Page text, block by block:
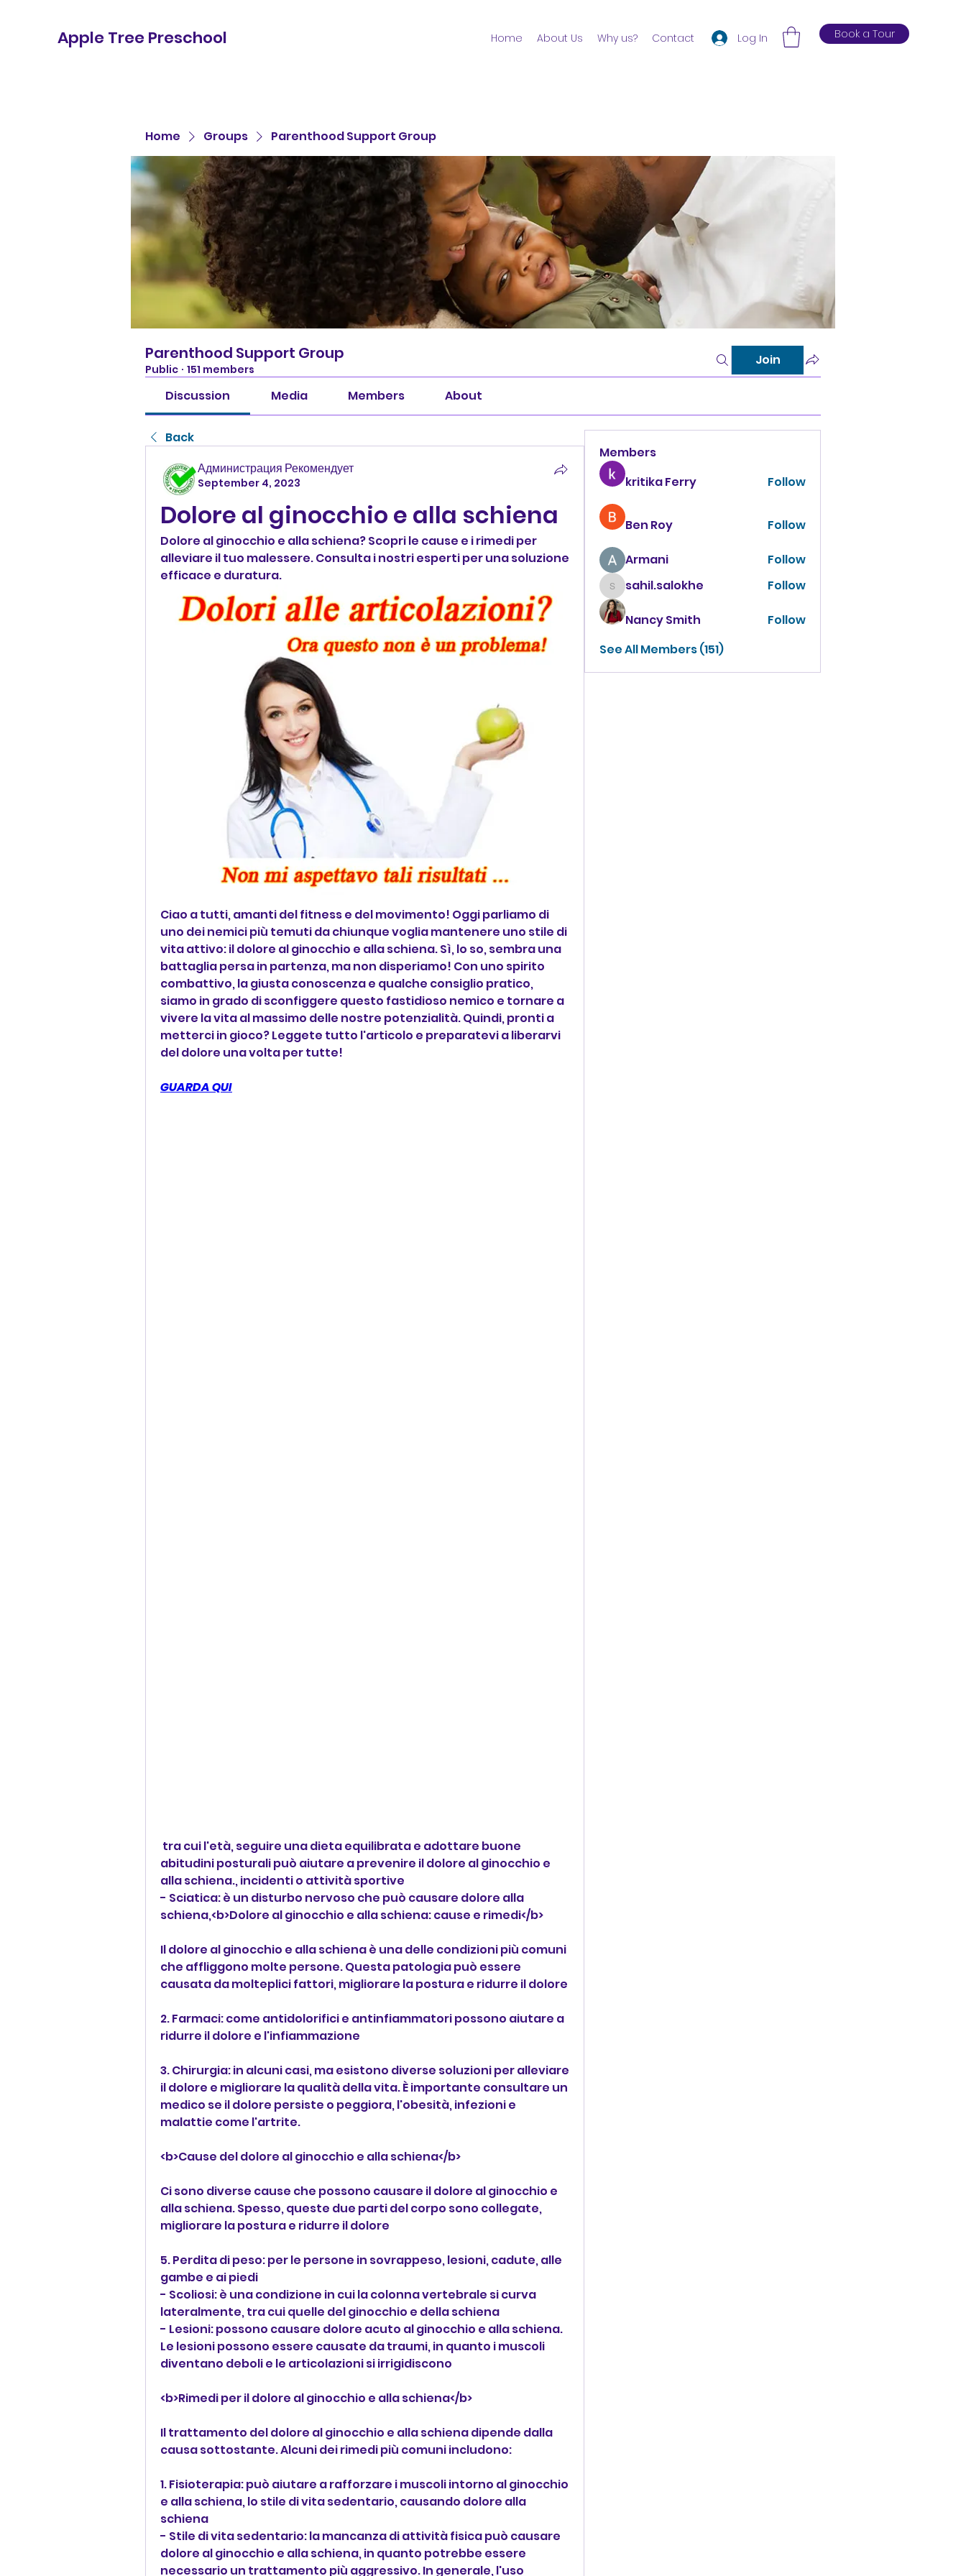
Apple Tree Preschool Home About Us Why us? Contact Log In Book a Tour
Home Groups Parenthood Support Group
Parenthood Support Group
Public · 151 members
Join
Discussion Media Members About
Back
Администрация Рекомендует
September 4, 2023
Dolore al ginocchio e alla schiena
Dolore al ginocchio e alla schiena? Scopri le cause e i rimedi per
alleviare il tuo malessere. Consulta i nostri esperti per una soluzione
efficace e duratura.
Ciao a tutti, amanti del fitness e del movimento! Oggi parliamo di
uno dei nemici più temuti da chiunque voglia mantenere uno stile di
vita attivo: il dolore al ginocchio e alla schiena. Sì, lo so, sembra una
battaglia persa in partenza, ma non disperiamo! Con uno spirito
combattivo, la giusta conoscenza e qualche consiglio pratico,
siamo in grado di sconfiggere questo fastidioso nemico e tornare a
vivere la vita al massimo delle nostre potenzialità. Quindi, pronti a
metterci in gioco? Leggete tutto l'articolo e preparatevi a liberarvi
del dolore una volta per tutte!
GUARDA QUI
abitudini posturali può aiutare a prevenire il dolore al ginocchio e
alla schiena., incidenti o attività sportive
- Sciatica: è un disturbo nervoso che può causare dolore alla
schiena,<b>Dolore al ginocchio e alla schiena: cause e rimedi</b>
Il dolore al ginocchio e alla schiena è una delle condizioni più comuni
che affliggono molte persone. Questa patologia può essere
causata da molteplici fattori, migliorare la postura e ridurre il dolore
2. Farmaci: come antidolorifici e antinfiammatori possono aiutare a
ridurre il dolore e l'infiammazione
3. Chirurgia: in alcuni casi, ma esistono diverse soluzioni per alleviare
il dolore e migliorare la qualità della vita. È importante consultare un
medico se il dolore persiste o peggiora, l'obesità, infezioni e
malattie come l'artrite.
<b>Cause del dolore al ginocchio e alla schiena</b>
Ci sono diverse cause che possono causare il dolore al ginocchio e
alla schiena. Spesso, queste due parti del corpo sono collegate,
migliorare la postura e ridurre il dolore
5. Perdita di peso: per le persone in sovrappeso, lesioni, cadute, alle
gambe e ai piedi
- Scoliosi: è una condizione in cui la colonna vertebrale si curva
lateralmente, tra cui quelle del ginocchio e della schiena
- Lesioni: possono causare dolore acuto al ginocchio e alla schiena.
Le lesioni possono essere causate da traumi, in quanto i muscoli
diventano deboli e le articolazioni si irrigidiscono
<b>Rimedi per il dolore al ginocchio e alla schiena</b>
Il trattamento del dolore al ginocchio e alla schiena dipende dalla
causa sottostante. Alcuni dei rimedi più comuni includono:
1. Fisioterapia: può aiutare a rafforzare i muscoli intorno al ginocchio
e alla schiena, lo stile di vita sedentario, causando dolore alla
schiena
- Stile di vita sedentario: la mancanza di attività fisica può causare
dolore al ginocchio e alla schiena, in quanto potrebbe essere
necessario un trattamento più aggressivo. In generale, l'uso
Members
kritika Ferry
Follow
Ben Roy Follow
Armani Follow
sahil.salokhe
sahil.salokhe Follow
Nancy Smith
Follow
See All Members (151)